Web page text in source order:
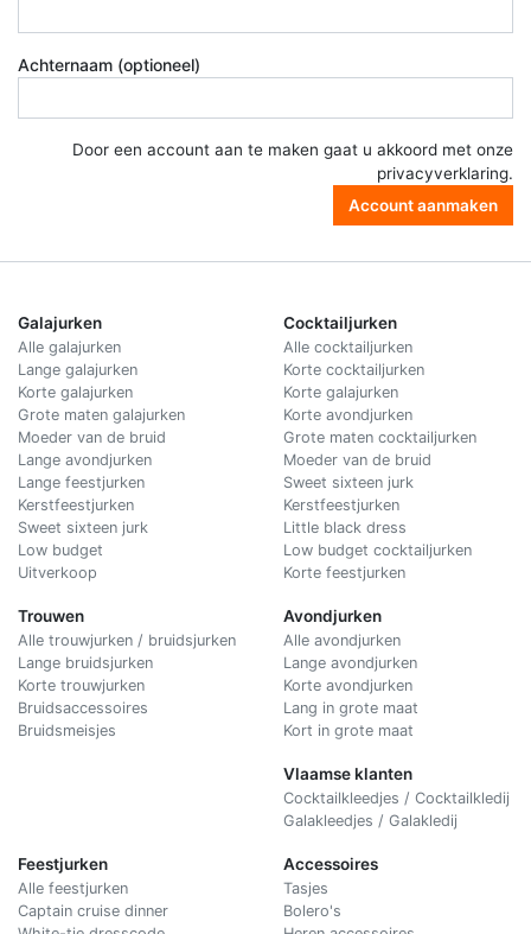
Achternaam (optioneel)
Door een account aan te maken gaat u akkoord met onze
privacyverklaring.
Account aanmaken
Galajurken
Alle galajurken
Lange galajurken
Korte galajurken
Grote maten galajurken
Moeder van de bruid
Lange avondjurken
Lange feestjurken
Kerstfeestjurken
Sweet sixteen jurk
Low budget
Uitverkoop
Trouwen
Alle trouwjurken / bruidsjurken
Lange bruidsjurken
Korte trouwjurken
Bruidsaccessoires
Bruidsmeisjes
Cocktailjurken
Alle cocktailjurken
Korte cocktailjurken
Korte galajurken
Korte avondjurken
Grote maten cocktailjurken
Moeder van de bruid
Sweet sixteen jurk
Kerstfeestjurken
Little black dress
Low budget cocktailjurken
Korte feestjurken
Avondjurken
Alle avondjurken
Lange avondjurken
Korte avondjurken
Lang in grote maat
Kort in grote maat
Vlaamse klanten
Cocktailkleedjes / Cocktailkledij
Galakleedjes / Galakledij
Feestjurken
Alle feestjurken
Captain cruise dinner
Accessoires
Tasjes
Bolero's